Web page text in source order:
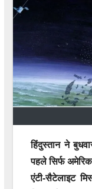
हिंदुस्तान ने
पहले सिर्फ
एंटी-सैटेलाइट